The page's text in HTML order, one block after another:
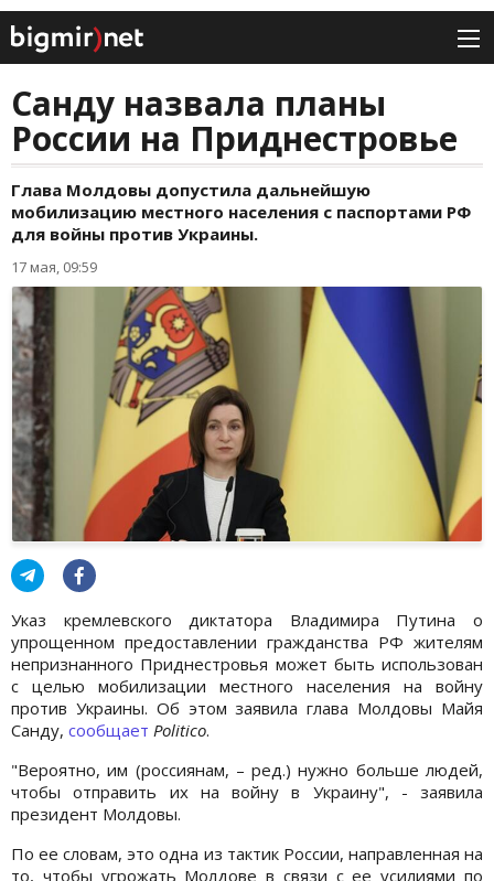
Санду назвала планы
России на Приднестровье
Глава Молдовы допустила дальнейшую
мобилизацию местного населения с паспортами РФ
для войны против Украины.
17 мая, 09:59
Указ кремлевского диктатора Владимира Путина о
упрощенном предоставлении гражданства РФ жителям
непризнанного Приднестровья может быть использован
с целью мобилизации местного населения на войну
против Украины. Об этом заявила глава Молдовы Майя
Санду, сообщает Politico.
"Вероятно, им (россиянам, – ред.) нужно больше людей,
чтобы отправить их на войну в Украину", - заявила
президент Молдовы.
По ее словам, это одна из тактик России, направленная на
то, чтобы угрожать Молдове в связи с ее усилиями по